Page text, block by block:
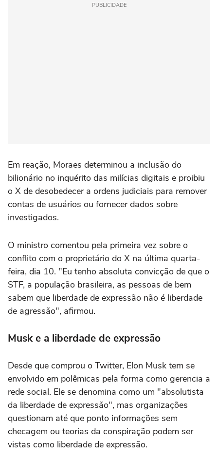
PUBLICIDADE
Em reação, Moraes determinou a inclusão do
bilionário no inquérito das milícias digitais e proibiu
o X de desobedecer a ordens judiciais para remover
contas de usuários ou fornecer dados sobre
investigados.
O ministro comentou pela primeira vez sobre o
conflito com o proprietário do X na última quarta-
feira, dia 10. "Eu tenho absoluta convicção de que o
STF, a população brasileira, as pessoas de bem
sabem que liberdade de expressão não é liberdade
de agressão", afirmou.
Musk e a liberdade de expressão
Desde que comprou o Twitter, Elon Musk tem se
envolvido em polêmicas pela forma como gerencia a
rede social. Ele se denomina como um "absolutista
da liberdade de expressão", mas organizações
questionam até que ponto informações sem
checagem ou teorias da conspiração podem ser
vistas como liberdade de expressão.